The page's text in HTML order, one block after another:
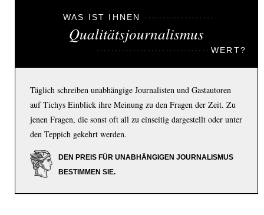
WAS IST IHNEN
Qualitätsjournalismus
WERT?
Täglich schreiben unabhängige Journalisten und Gastautoren
auf Tichys Einblick ihre Meinung zu den Fragen der Zeit. Zu
jenen Fragen, die sonst oft all zu einseitig dargestellt oder unter
den Teppich gekehrt werden.
DEN PREIS FÜR UNABHÄNGIGEN JOURNALISMUS
BESTIMMEN SIE.